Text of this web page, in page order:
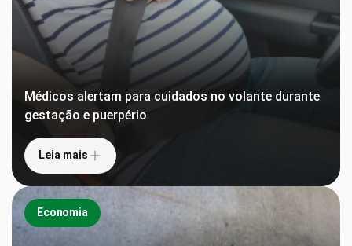
Médicos alertam para cuidados no volante durante
gestação e puerpério
Leia mais
Economia